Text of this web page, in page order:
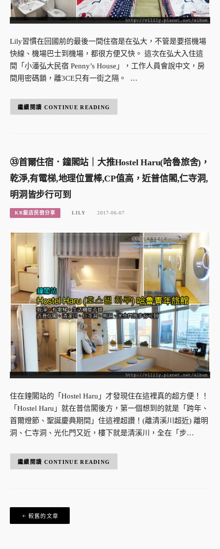
Lily習慣在回國前的最後一間住宿是在弘大，不管是要搭機場
快線、機場巴士到機場，都很方便又快。 這次在弘大入住這
間「小潘弘大民宿 Penny’s House」，工作人員會說中文，房
間用密碼鎖，離3CE只有一街之隔。 …
CONTINUE READING
㉝首爾住宿．鐘閣站｜大推Hostel Haru(哈魯旅舍)，
乾淨,有電梯,地理位置棒,CP值高，近普信閣,仁寺洞,
明洞皆步行可到
KR飯店民宿分享 LILY 2017-06-07
住在鐘閣站的「Hostel Haru」才發現住在這裡真的超方便！！
「Hostel Haru」就在普信閣後方，第一個想到的就是「跨年、
首爾燈節、聖誕慶典期間」住這裡超讚！(離清溪川超近) 離明
洞、仁寺洞、光化門又近，樓下就是清溪川，全在「步…
CONTINUE READING
文
章
較舊的文章